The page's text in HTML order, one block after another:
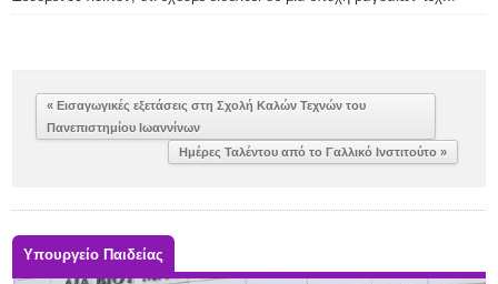
« Εισαγωγικές εξετάσεις στη Σχολή Καλών Τεχνών του
Πανεπιστημίου Ιωαννίνων
Ημέρες Ταλέντου από το Γαλλικό Ινστιτούτο »
Υπουργείο Παιδείας